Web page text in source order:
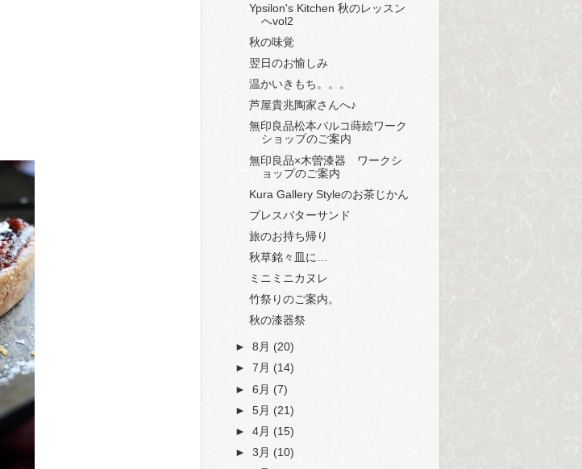
Ypsilon's Kitchen 秋のレッスン
へvol2
秋の味覚
翌日のお愉しみ
温かいきもち。。。
芦屋貴兆陶家さんへ♪
無印良品松本パルコ蒔絵ワーク
ショップのご案内
無印良品×木曽漆器 ワークシ
ョップのご案内
Kura Gallery Styleのお茶じかん
プレスバターサンド
旅のお持ち帰り
秋草銘々皿に…
ミニミニカヌレ
竹祭りのご案内。
秋の漆器祭
►8月 (20)
►7月 (14)
►6月 (7)
►5月 (21)
►4月 (15)
►3月 (10)